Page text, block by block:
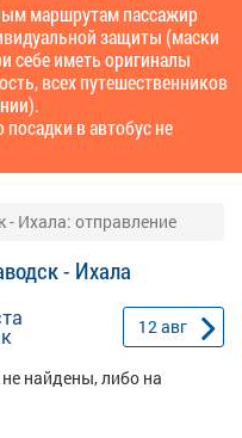
маршрутам пассажир
защиты (маски
себе иметь оригиналы
всех путешественников
посадки в автобус не
- Ихала: отправление
- Ихала
12авг
найдены, либо на